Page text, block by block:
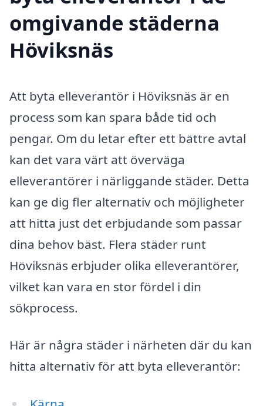
omgivande städerna
Höviksnäs
Att byta elleverantör i Höviksnäs är en
process som kan spara både tid och
pengar. Om du letar efter ett bättre avtal
kan det vara värt att överväga
elleverantörer i närliggande städer. Detta
kan ge dig fler alternativ och möjligheter
att hitta just det erbjudande som passar
dina behov bäst. Flera städer runt
Höviksnäs erbjuder olika elleverantörer,
vilket kan vara en stor fördel i din
sökprocess.
Här är några städer i närheten där du kan
hitta alternativ för att byta elleverantör: